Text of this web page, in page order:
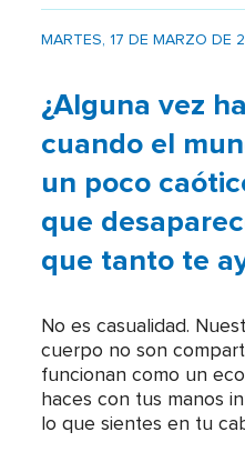
MARTES, 17 DE MARZO DE
¿Alguna vez
cuando el
un poco
que
que tanto te
No es casualidad.
cuerpo no son
funcionan como un
haces con tus manos
lo que sientes en tu